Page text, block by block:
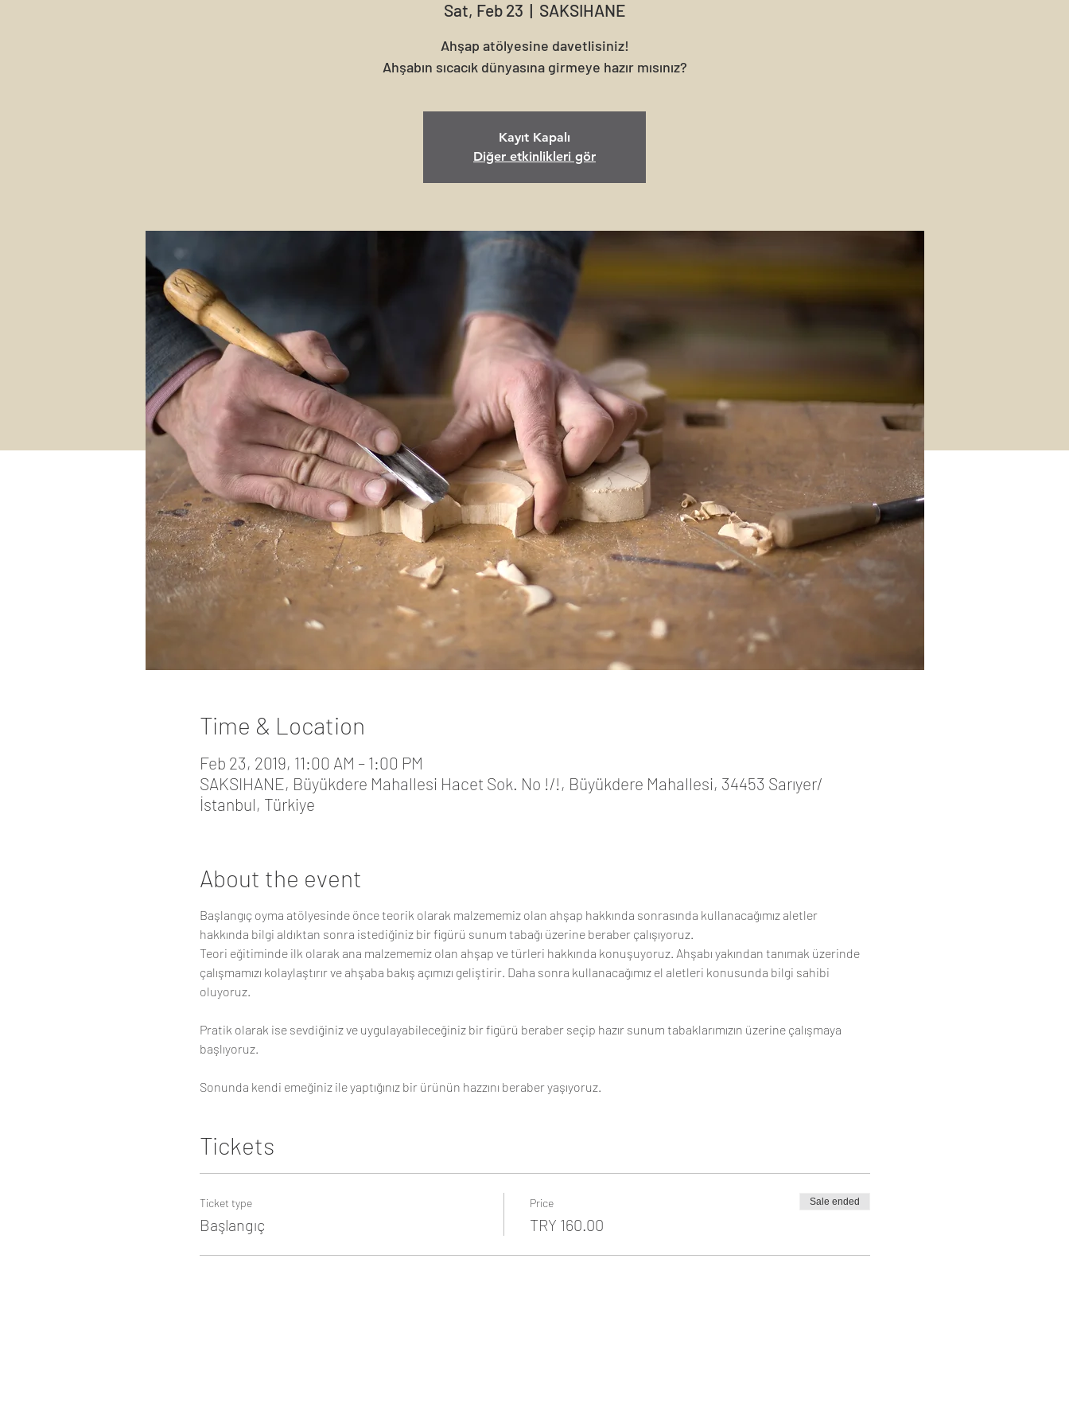
Sat, Feb 23
  |
SAKSIHANE
Ahşap atölyesine davetlisiniz!
Kayıt Kapalı
Diğer etkinlikleri gör
Time & Location
Feb 23, 2019, 11:00 AM – 1:00 PM
SAKSIHANE, Büyükdere Mahallesi Hacet Sok. No !/!, Büyükdere Mahallesi, 34453 Sarıyer/
İstanbul, Türkiye
About the event
Başlangıç oyma atölyesinde önce teorik olarak malzememiz olan ahşap hakkında sonrasında kullanacağımız aletler
Teori eğitiminde ilk olarak ana malzememiz olan ahşap ve türleri hakkında konuşuyoruz. Ahşabı yakından tanımak üzerinde
çalışmamızı kolaylaştırır ve ahşaba bakış açımızı geliştirir. Daha sonra kullanacağımız el aletleri konusunda bilgi sahibi
Pratik olarak ise sevdiğiniz ve uygulayabileceğiniz bir figürü beraber seçip hazır sunum tabaklarımızın üzerine çalışmaya
Sonunda kendi emeğiniz ile yaptığınız bir ürünün hazzını beraber yaşıyoruz.
Tickets
Ticket type
Başlangıç
Price
TRY 160.00
Sale ended